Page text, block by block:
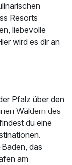
Resorts
liebevolle
wird es dir an
Pfalz über den
Wäldern des
du eine
das
am